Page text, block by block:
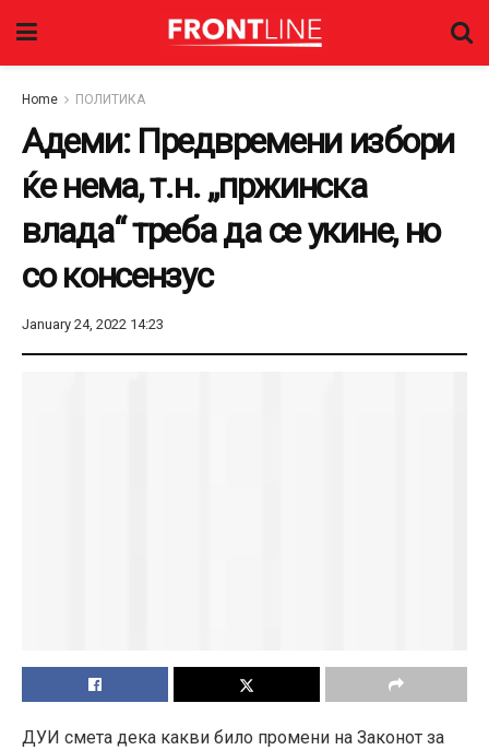
Home ПОЛИТИКА
Адеми: Предвремени избори
ќе нема, т.н. „пржинска
влада“ треба да се укине, но
со консензус
January 24, 2022 14:23
ДУИ смета дека какви било промени на Законот за